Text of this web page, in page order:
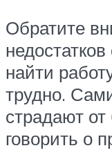
Обратите
найти
трудно.
страдают
говорить о